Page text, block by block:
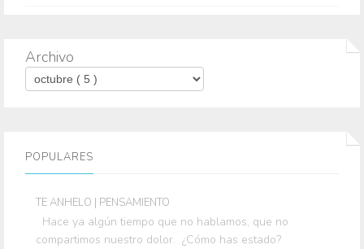
Archivo
POPULARES
TE ANHELO | PENSAMIENTO
Hace ya algún tiempo que no hablamos, que no
compartimos nuestro dolor. ¿Cómo has estado?